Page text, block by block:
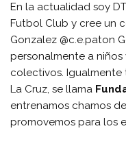
En la actualidad soy
Futbol Club y cree un
Gonzalez @c.e.paton
personalmente a
colectivos.
La Cruz, se llama
entrenamos chamos
promovemos para los